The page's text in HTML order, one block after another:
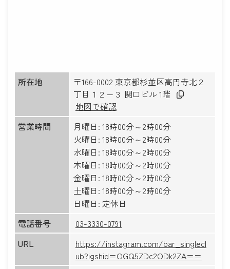
所在地
〒166-0002 東京都杉並区高円寺北２
丁目１２−３ 関口ビル 1階
地図で確認
営業時間
月曜日: 18時00分～2時00分
火曜日: 18時00分～2時00分
水曜日: 18時00分～2時00分
木曜日: 18時00分～2時00分
金曜日: 18時00分～2時00分
土曜日: 18時00分～2時00分
日曜日: 定休日
電話番号
03-3330-0791
URL
https://instagram.com/bar_singlecl
ub?igshid=OGQ5ZDc2ODk2ZA==